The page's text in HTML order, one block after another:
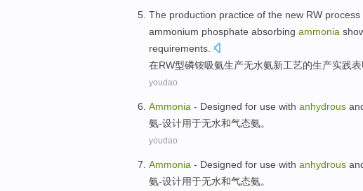
The production practice of the new RW process
ammonium phosphate absorbing ammonia
requirements
在RW型磷铵吸氨生产无水氨新工艺的生产实践表
youdao
Ammonia - Designed for use with anhydrous
氨-设计用于无水和气态氨。
youdao
Ammonia - Designed for use with anhydrous
氨-设计用于无水和气态氨。